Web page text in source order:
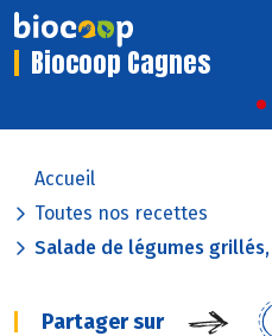
Biocoop Cagnes
Accueil
Toutes nos recettes
Salade de légumes
Partager sur